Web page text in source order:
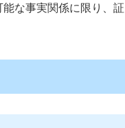
な事実関係に限り、証